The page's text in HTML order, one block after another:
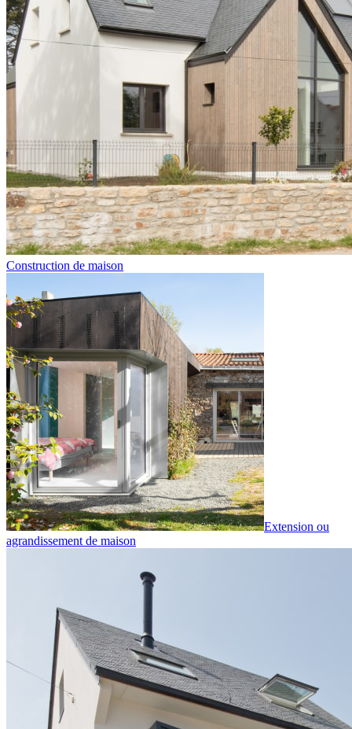
Construction de maison
Extension ou
agrandissement de maison